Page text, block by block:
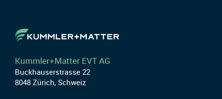
Kummler+Matter EVT AG
Buckhauserstrasse 22
8048 Zürich, Schweiz